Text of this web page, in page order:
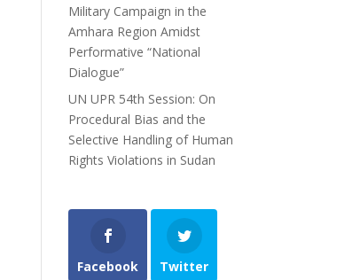
Military Campaign in the
Amhara Region Amidst
Performative “National
Dialogue”
UN UPR 54th Session: On
Procedural Bias and the
Selective Handling of Human
Rights Violations in Sudan
Facebook Twitter